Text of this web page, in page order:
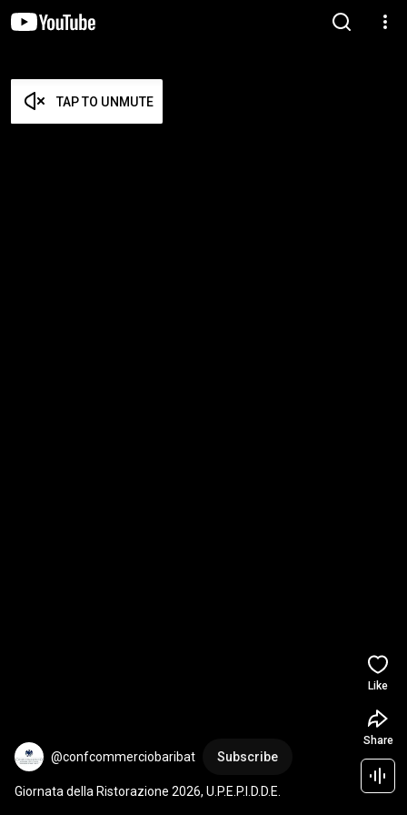
TAP TO UNMUTE
@confcommerciobaribat Subscribe
Giornata della Ristorazione 2026, U.P.E.P.I.D.D.E.
Like
Share